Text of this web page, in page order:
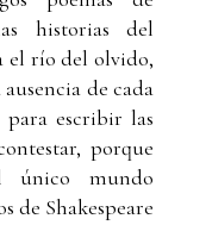
historias del
el río del olvido,
de cada
escribir las
porque
único mundo
de Shakespeare